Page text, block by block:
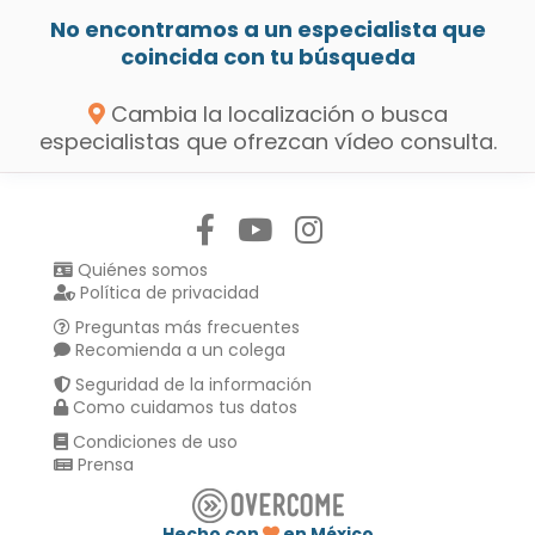
No encontramos a un especialista que
coincida con tu búsqueda
Cambia la localización o busca
especialistas que ofrezcan vídeo consulta.
Quiénes somos
Política de privacidad
Preguntas más frecuentes
Recomienda a un colega
Seguridad de la información
Como cuidamos tus datos
Condiciones de uso
Prensa